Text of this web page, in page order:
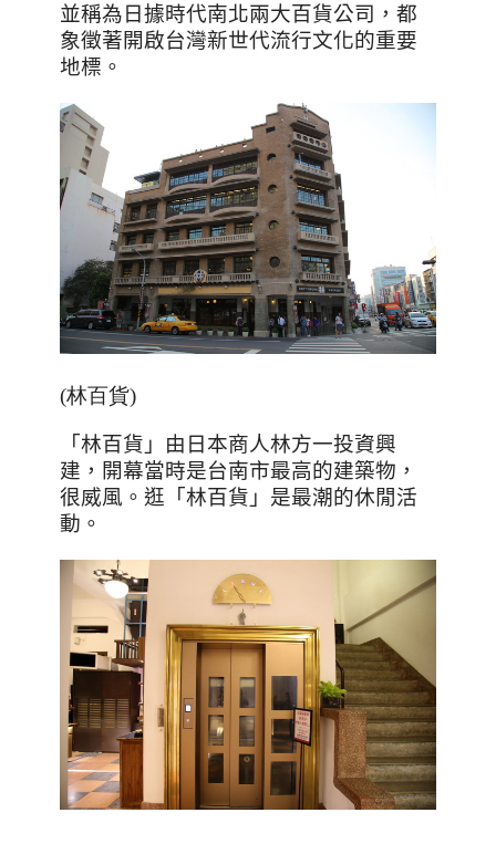
並稱為日據時代南北兩大百貨公司，都
象徵著開啟台灣新世代流行文化的重要
地標。
(林百貨)
「林百貨」由日本商人林方一投資興
建，開幕當時是台南市最高的建築物，
很威風。逛「林百貨」是最潮的休閒活
動。